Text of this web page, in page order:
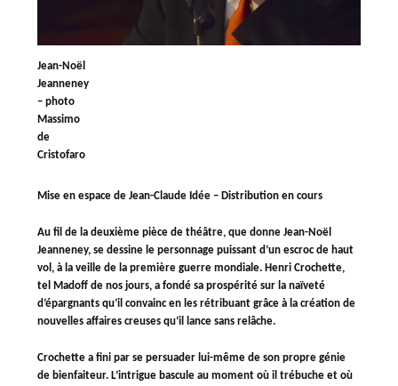
Jean-Noël
Jeanneney
– photo
Massimo
de
Cristofaro
Mise en espace de Jean-Claude Idée – Distribution en cours
Au fil de la deuxième pièce de théâtre, que donne Jean-Noël
Jeanneney, se dessine le personnage puissant d’un escroc de haut
vol, à la veille de la première guerre mondiale. Henri Crochette,
tel Madoff de nos jours, a fondé sa prospérité sur la naïveté
d’épargnants qu’il convainc en les rétribuant grâce à la création de
nouvelles affaires creuses qu’il lance sans relâche.
Crochette a fini par se persuader lui-même de son propre génie
de bienfaiteur. L’intrigue bascule au moment où il trébuche et où